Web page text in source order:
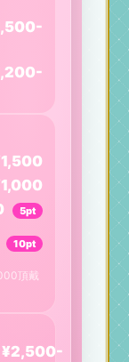
5pt
10pt
頂戴
¥2,500-